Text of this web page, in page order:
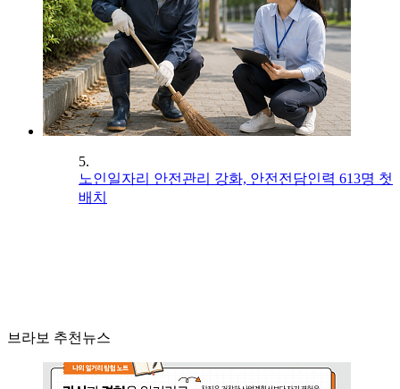
5.
노인일자리 안전관리 강화, 안전전담인력 613명 첫
배치
브라보 추천뉴스